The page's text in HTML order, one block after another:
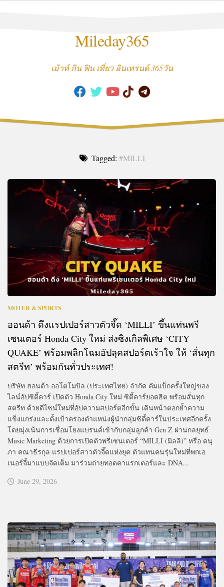
Mileday365
เม้าท์ กิน ฟิน เที่ยว อินเทรนด์ 365วัน
Tagged: #MILLI
MOTER & SPORTS
ฮอนด้า ดึงแรปเปอร์สาวตัวจี๊ด ‘MILLI’ ขึ้นแท่นพรี
เซนเตอร์ Honda City ใหม่ ส่งซิงเกิลพิเศษ ‘CITY
QUAKE’ พร้อมพลิกโฉมอัปลุคสปอร์ตเร้าใจ ให้ ‘สั่นทุก
สตรีท’ พร้อมกันทั่วประเทศ!
บริษัท ฮอนด้า ออโตโมบิล (ประเทศไทย) จำกัด คัมแบ็กครั้งใหญ่ของ
ไลน์อัปซิตี้คาร์ เปิดตัว Honda City ใหม่ ซิตี้คาร์ยอดฮิต พร้อมสั่นทุก
สตรีท ด้วยดีไซน์ใหม่ที่อัปความสปอร์ตอีกขั้น เดินหน้าตอกย้ำความ
แข็งแกร่งและตั้งเป้าครองตำแหน่งผู้นำกลุ่มซิตี้คาร์ในประเทศอีกครั้ง
โดยมุ่งเน้นการเชื่อมโยงแบรนด์เข้ากับกลุ่มลูกค้า Gen Z ผ่านกลยุทธ์
Music Marketing ด้วยการเปิดตัวพรีเซนเตอร์ “MILLI (มิลลิ)” หรือ ดนุ
ภา คณาธีรกุล แรปเปอร์สาวตัวจี๊ดแห่งยุค ตัวแทนคนรุ่นใหม่ที่พกเอ
เนอร์จี้มาแบบจัดเต็ม มาร่วมถ่ายทอดคาแรกเตอร์และ DNA...
June 29, 2026